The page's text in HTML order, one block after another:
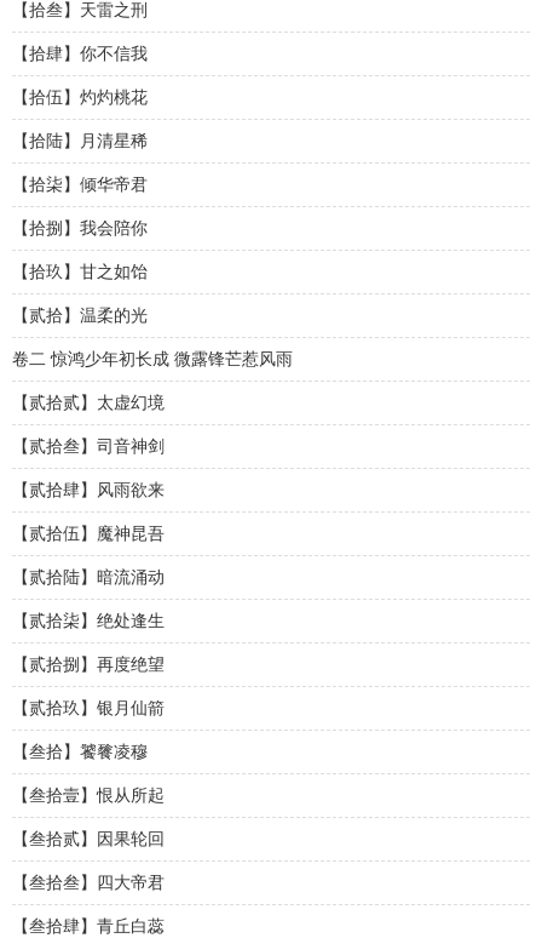
【拾叁】天雷之刑
【拾肆】你不信我
【拾伍】灼灼桃花
【拾陆】月清星稀
【拾柒】倾华帝君
【拾捌】我会陪你
【拾玖】甘之如饴
【贰拾】温柔的光
卷二 惊鸿少年初长成 微露锋芒惹风雨
【贰拾贰】太虚幻境
【贰拾叁】司音神剑
【贰拾肆】风雨欲来
【贰拾伍】魔神昆吾
【贰拾陆】暗流涌动
【贰拾柒】绝处逢生
【贰拾捌】再度绝望
【贰拾玖】银月仙箭
【叁拾】饕餮凌穆
【叁拾壹】恨从所起
【叁拾贰】因果轮回
【叁拾叁】四大帝君
【叁拾肆】青丘白蕊